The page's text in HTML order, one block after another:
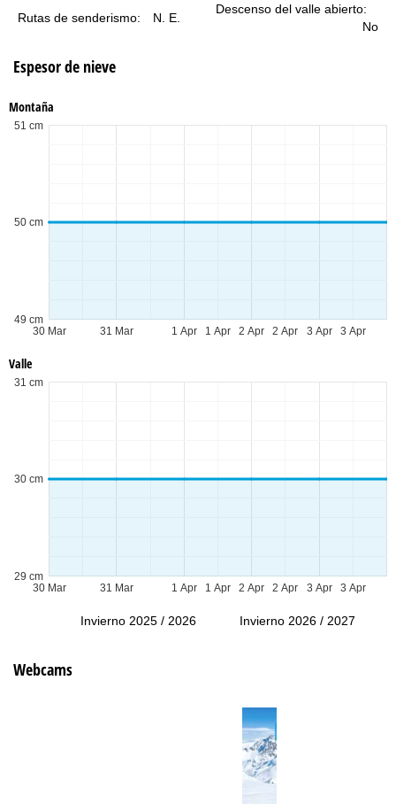
l
Rutas de senderismo: N. E.
Descenso del valle abierto:
No
Espesor de nieve
Montaña
30 Mar 31 Mar 1 Apr 2 Apr 3 Apr
1 Apr 2 Apr 3 Apr
49 cm
50 cm
51 cm
Valle
30 Mar 31 Mar 1 Apr 2 Apr 3 Apr
1 Apr 2 Apr 3 Apr
29 cm
30 cm
31 cm
Invierno 2025 / 2026 Invierno 2026 / 2027
Webcams